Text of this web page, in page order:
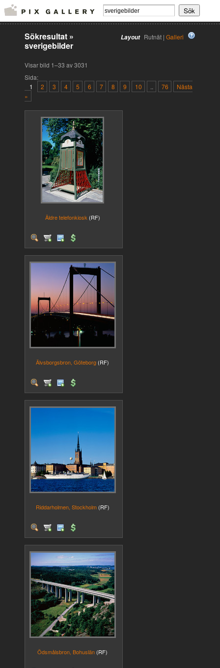
Layout Rutnät | Galleri
Sökresultat »
sverigebilder
Visar bild 1–33 av 3031
Sida:
1
2 3 4 5 6 7 8 9 10 .. 76
Nästa
»
Äldre telefonkiosk (RF)
Älvsborgsbron, Göteborg (RF)
Riddarholmen, Stockholm (RF)
Ödsmålsbron, Bohuslän (RF)